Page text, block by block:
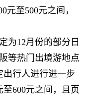
元至500元之间，
为12月份的部分日
等热门出境游地点
出行人进行进一步
600元之间，且页